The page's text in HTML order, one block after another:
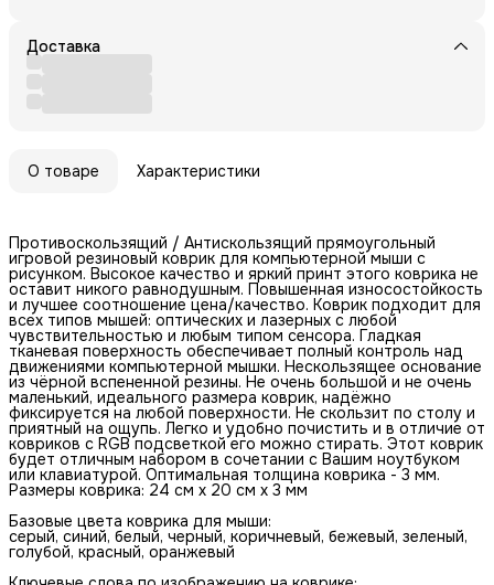
Доставка
О товаре Характеристики
Противоскользящий / Антискользящий прямоугольный
игровой резиновый коврик для компьютерной мыши с
рисунком. Высокое качество и яркий принт этого коврика не
оставит никого равнодушным. Повышенная износостойкость
и лучшее соотношение цена/качество. Коврик подходит для
всех типов мышей: оптических и лазерных с любой
чувствительностью и любым типом сенсора. Гладкая
тканевая поверхность обеспечивает полный контроль над
движениями компьютерной мышки. Нескользящее основание
из чёрной вспененной резины. Не очень большой и не очень
маленький, идеального размера коврик, надёжно
фиксируется на любой поверхности. Не скользит по столу и
приятный на ощупь. Легко и удобно почистить и в отличие от
ковриков с RGB подсветкой его можно стирать. Этот коврик
будет отличным набором в сочетании с Вашим ноутбуком
или клавиатурой. Оптимальная толщина коврика - 3 мм.
Размеры коврика: 24 см x 20 см x 3 мм
Базовые цвета коврика для мыши:
серый, синий, белый, черный, коричневый, бежевый, зеленый,
голубой, красный, оранжевый